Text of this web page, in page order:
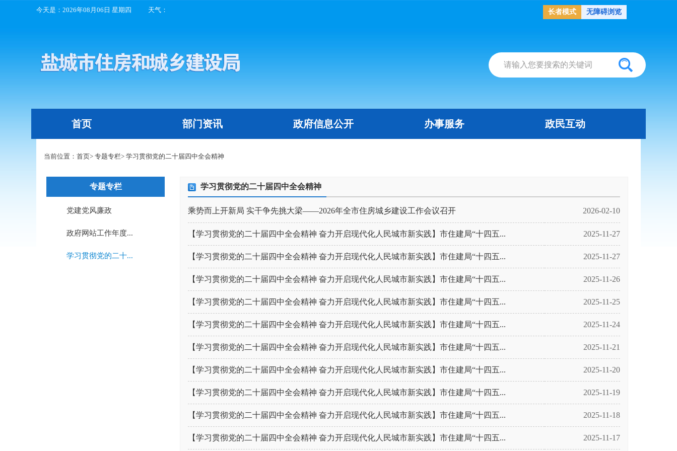
长者模式 无障碍浏览
今天是： 2026年08月06日 星期四 天气：
首页 部门资讯 政府信息公开 办事服务 政民互动
当前位置： 首页> 专题专栏> 学习贯彻党的二十届四中全会精神
专题专栏
党建党风廉政
政府网站工作年度...
学习贯彻党的二十...
学习贯彻党的二十届四中全会精神
乘势而上开新局 实干争先挑大梁——2026年全市住房城乡建设工作会议召开 2026-02-10
【学习贯彻党的二十届四中全会精神 奋力开启现代化人民城市新实践】市住建局“十四五... 2025-11-27
【学习贯彻党的二十届四中全会精神 奋力开启现代化人民城市新实践】市住建局“十四五... 2025-11-27
【学习贯彻党的二十届四中全会精神 奋力开启现代化人民城市新实践】市住建局“十四五... 2025-11-26
【学习贯彻党的二十届四中全会精神 奋力开启现代化人民城市新实践】市住建局“十四五... 2025-11-25
【学习贯彻党的二十届四中全会精神 奋力开启现代化人民城市新实践】市住建局“十四五... 2025-11-24
【学习贯彻党的二十届四中全会精神 奋力开启现代化人民城市新实践】市住建局“十四五... 2025-11-21
【学习贯彻党的二十届四中全会精神 奋力开启现代化人民城市新实践】市住建局“十四五... 2025-11-20
【学习贯彻党的二十届四中全会精神 奋力开启现代化人民城市新实践】市住建局“十四五... 2025-11-19
【学习贯彻党的二十届四中全会精神 奋力开启现代化人民城市新实践】市住建局“十四五... 2025-11-18
【学习贯彻党的二十届四中全会精神 奋力开启现代化人民城市新实践】市住建局“十四五... 2025-11-17